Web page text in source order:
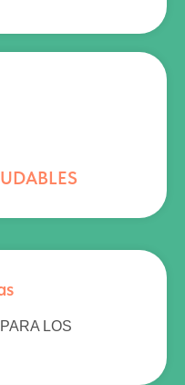
LOS